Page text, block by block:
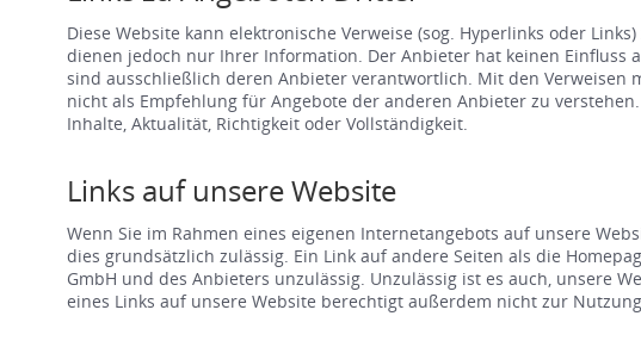
Diese Website kann elektronische Verweise (sog. Hyperlinks oder
dienen jedoch nur Ihrer Information. Der Anbieter hat keinen Einfluss
sind ausschließlich deren Anbieter verantwortlich. Mit den Verweisen
nicht als Empfehlung für Angebote der anderen Anbieter zu
Inhalte, Aktualität, Richtigkeit oder Vollständigkeit.
Links auf unsere Website
Wenn Sie im Rahmen eines eigenen Internetangebots auf unsere
dies grundsätzlich zulässig. Ein Link auf andere Seiten als die
GmbH und des Anbieters unzulässig. Unzulässig ist es auch, unsere
eines Links auf unsere Website berechtigt außerdem nicht zur